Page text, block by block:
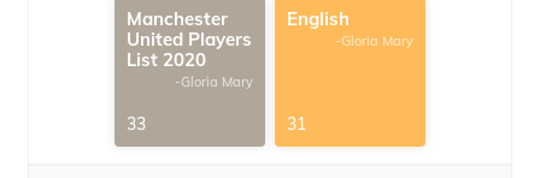
Manchester
United Players
List 2020
-Gloria Mary
33
English
-Gloria Mary
31